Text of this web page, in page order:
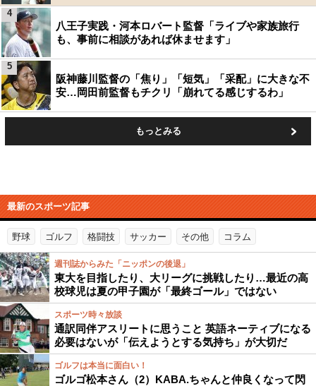
八王子実践・河本ロバート監督「ライブや家族旅行
も、事前に相談があれば休ませます」
4
阪神藤川監督の「焦り」「短気」「采配」に大きな不
安…岡田前監督もチクリ「崩れてる感じするわ」
5
もっとみる
最新のスポーツ記事
野球 ゴルフ 格闘技 サッカー その他 コラム
週刊誌からみた「ニッポンの後退」
東大を目指したり、大リーグに挑戦したり…最近の高
校球児は夏の甲子園が「最終ゴール」ではない
スポーツ時々放談
通訳同伴アスリートに思うこと 英語ネーティブになる
必要はないが「伝えようとする気持ち」が大切だ
ゴルフは本当に面白い！
ゴルゴ松本さん（2）KABA.ちゃんと仲良くなって閃